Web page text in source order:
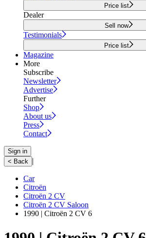
Price list
Dealer
Sell now
Testimonials
Price list
Magazine
More
Subscribe
Newsletter
Advertise
Further
Shop
About us
Press
Contact
Sign in
< Back |
Car
Citroën
Citroën 2 CV
Citroën 2 CV Saloon
1990 | Citroën 2 CV 6